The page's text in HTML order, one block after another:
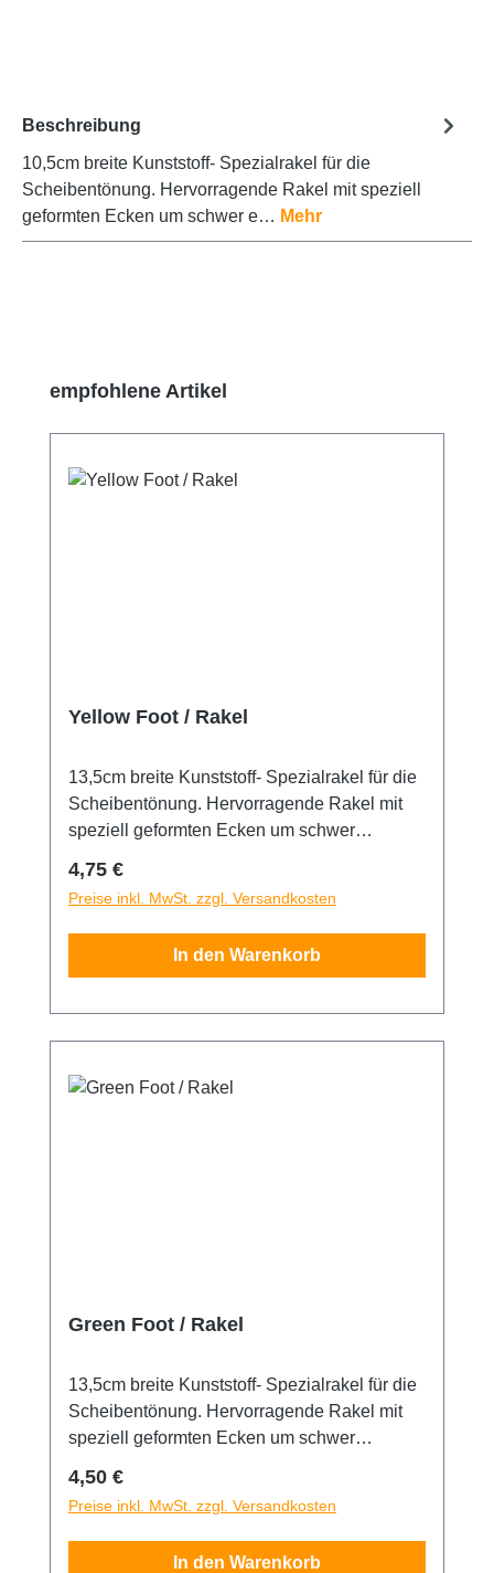
Beschreibung
10,5cm breite Kunststoff- Spezialrakel für die
Scheibentönung. Hervorragende Rakel mit speziell
geformten Ecken um schwer e… Mehr
Produktgalerie überspringen
empfohlene Artikel
Yellow Foot / Rakel
13,5cm breite Kunststoff- Spezialrakel für die
Scheibentönung. Hervorragende Rakel mit
speziell geformten Ecken um schwer
Durch die robuste Bauart können Rückstände
von Flüssigkeiten, mit dem entsprechend
nötigem Druck, ausgerakelt werden.
Regulärer Preis:
4,75 €
Preise inkl. MwSt. zzgl. Versandkosten
In den Warenkorb
Green Foot / Rakel
13,5cm breite Kunststoff- Spezialrakel für die
Scheibentönung. Hervorragende Rakel mit
speziell geformten Ecken um schwer
Durch die robuste Bauart können Rückstände
von Flüssigkeiten, mit dem entsprechend
nötigem Druck, ausgerakelt werden.
Regulärer Preis:
4,50 €
Preise inkl. MwSt. zzgl. Versandkosten
In den Warenkorb